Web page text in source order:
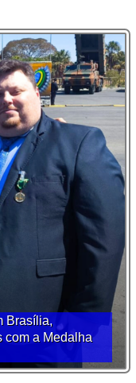
Brasília,
com a Medalha